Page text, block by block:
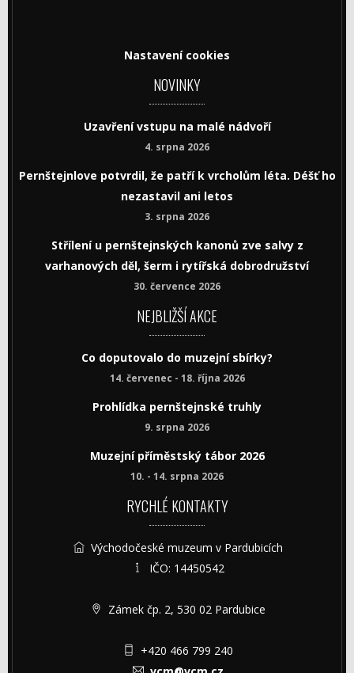
Nastavení cookies
NOVINKY
Uzavření vstupu na malé nádvoří
4. srpna 2026
Pernštejnlove potvrdil, že patří k vrcholům léta. Déšť ho
nezastavil ani letos
3. srpna 2026
Střílení u pernštejnských kanonů zve salvy z
varhanových děl, šerm i rytířská dobrodružství
30. července 2026
NEJBLIŽŠÍ AKCE
Co doputovalo do muzejní sbírky?
14. červenec - 18. října 2026
Prohlídka pernštejnské truhly
9. srpna 2026
Muzejní příměstský tábor 2026
10. - 14. srpna 2026
RYCHLÉ KONTAKTY
Východočeské muzeum v Pardubicích
IČO: 14450542
Zámek čp. 2, 530 02 Pardubice
+420 466 799 240